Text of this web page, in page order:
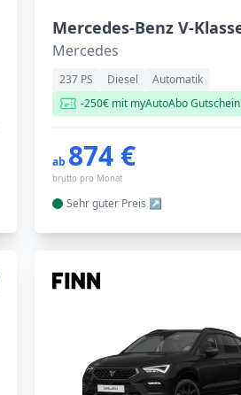
Mercedes
237 PS Diesel
Automatik
-250€ mit myAutoAbo Gutschein
ab 874 €
brutto pro Monat
Sehr guter Preis